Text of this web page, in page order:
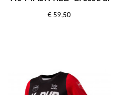
€ 59,50